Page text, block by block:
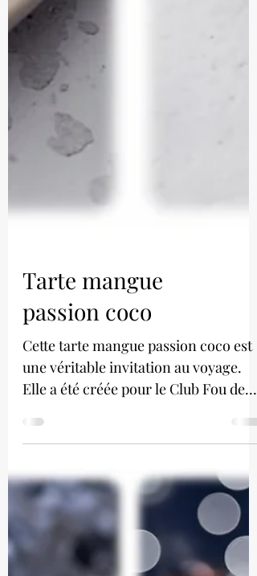
Tarte mangue
passion coco
Cette tarte mangue passion coco est